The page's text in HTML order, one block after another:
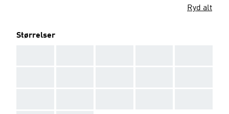
Ryd alt
Størrelser